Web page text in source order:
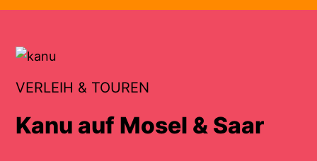
VERLEIH & TOUREN
Kanu auf Mosel & Saar